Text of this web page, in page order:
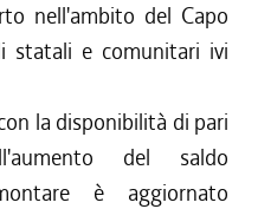
nell'ambito del Capo
statali e comunitari ivi
la disponibilità di pari
del saldo
è aggiornato